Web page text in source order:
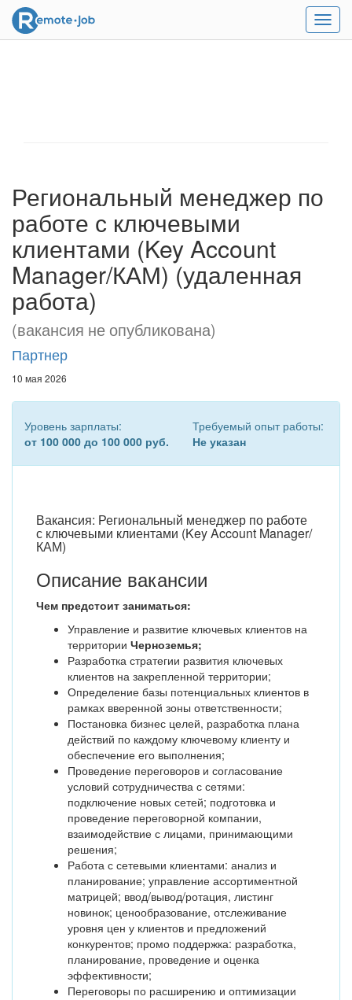
Меню
Региональный менеджер по
работе с ключевыми
клиентами (Key Account
Manager/КАМ) (удаленная
работа)
(вакансия не опубликована)
Партнер
10 мая 2026
Уровень зарплаты:
от 100 000 до 100 000 руб.
Требуемый опыт работы:
Не указан
Вакансия: Региональный менеджер по работе
с ключевыми клиентами (Key Account Manager/
КАМ)
Описание вакансии
Чем предстоит заниматься:
Управление и развитие ключевых клиентов на
территории Черноземья;
Разработка стратегии развития ключевых
клиентов на закрепленной территории;
Определение базы потенциальных клиентов в
рамках вверенной зоны ответственности;
Постановка бизнес целей, разработка плана
действий по каждому ключевому клиенту и
обеспечение его выполнения;
Проведение переговоров и согласование
условий сотрудничества с сетями:
подключение новых сетей; подготовка и
проведение переговорной компании,
взаимодействие с лицами, принимающими
решения;
Работа с сетевыми клиентами: анализ и
планирование; управление ассортиментной
матрицей; ввод/вывод/ротация, листинг
новинок; ценообразование, отслеживание
уровня цен у клиентов и предложений
конкурентов; промо поддержка: разработка,
планирование, проведение и оценка
эффективности;
Переговоры по расширению и оптимизации